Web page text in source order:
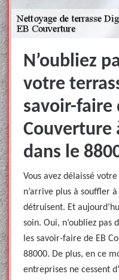
N’oubliez
votre
savoir-faire
Couverture
dans le
Vous avez délaissé
n’arrive plus à souffler
détruisent. Et
soin. Oui, n’oubliez pas
les savoir-faire de EB
88000. De plus, en ce
entreprises ne cessent